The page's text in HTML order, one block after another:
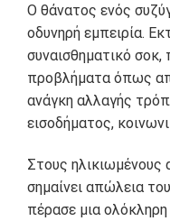
Ο θάνατος ενός
οδυνηρή εμπειρία.
συναισθηματικό
προβλήματα όπως
ανάγκη αλλαγής
εισοδήματος,
Στους
σημαίνει απώλεια
πέρασε μια